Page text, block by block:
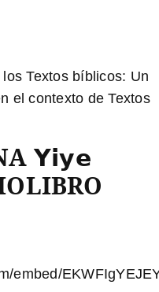
losTextos bíblicos: Un
el contexto de Textos
𝗬𝗶𝘆𝗲
embed/